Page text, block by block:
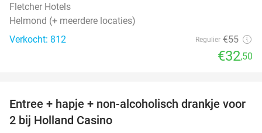
Fletcher Hotels
Helmond (+ meerdere locaties)
Verkocht: 812
Regulier €55
€32,50
52%
Entree + hapje + non-alcoholisch drankje voor
2 bij Holland Casino